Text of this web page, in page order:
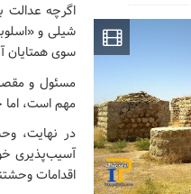
اگرچه عدالت
شیلی و
سوی همتایان
مسئول و
مهم است، اما
در نهایت،
آسیب‌پذیری
اقدامات